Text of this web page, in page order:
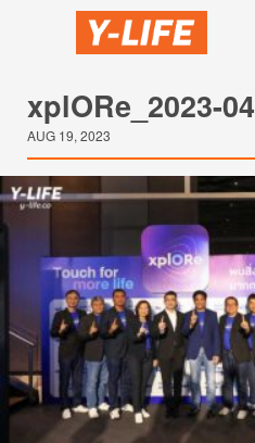
xplORe_2023-04
AUG 19, 2023